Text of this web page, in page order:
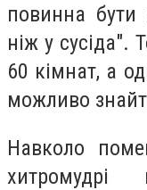
повинна
ніж у сусіда".
60 кімнат, а
можливо
Навколо
хитромудрі